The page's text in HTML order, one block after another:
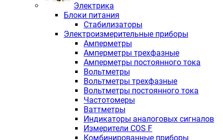
Электрика
Блоки питания
Стабилизаторы
Электроизмерительные приборы
Амперметры
Амперметры трехфазные
Амперметры постоянного тока
Вольтметры
Вольтметры трехфазные
Вольтметры постоянного тока
Частотомеры
Ваттметры
Индикаторы аналоговых сигналов
Измерители COS F
Комбинированные приборы